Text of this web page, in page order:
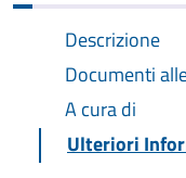
Descrizione
Documenti
A cura di
Ulteriori